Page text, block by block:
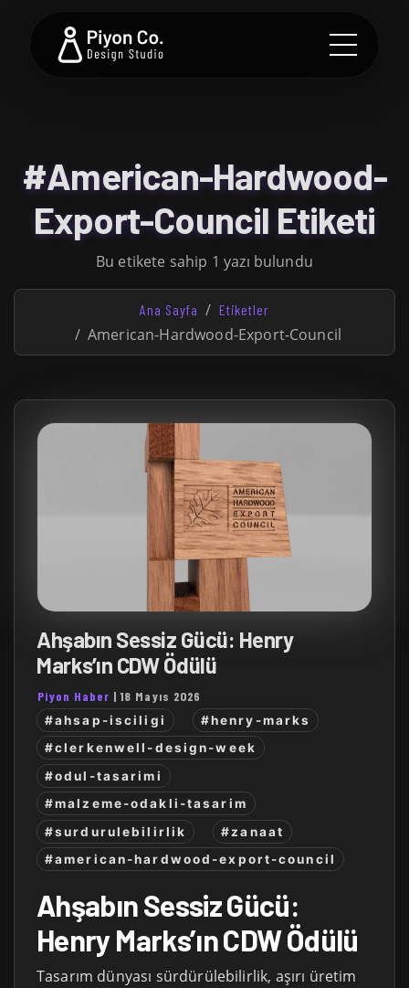
#American-Hardwood-
Export-Council Etiketi
Bu etikete sahip 1 yazı bulundu
Ana Sayfa Etiketler
American-Hardwood-Export-Council
Ahşabın Sessiz Gücü: Henry
Marks’ın CDW Ödülü
Piyon Haber |18 Mayıs 2026
#ahsap-isciligi
#henry-marks
#clerkenwell-design-week
#odul-tasarimi
#malzeme-odakli-tasarim
#surdurulebilirlik
#zanaat
#american-hardwood-export-council
Ahşabın Sessiz Gücü:
Henry Marks’ın CDW Ödülü
Tasarım dünyası sürdürülebilirlik, aşırı üretim